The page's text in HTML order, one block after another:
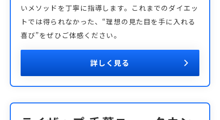
いメソッドを丁寧に指導します。これまでのダイエッ
トでは得られなかった、“理想の見た目を手に入れる
喜び”をぜひご体感ください。
詳しく見る